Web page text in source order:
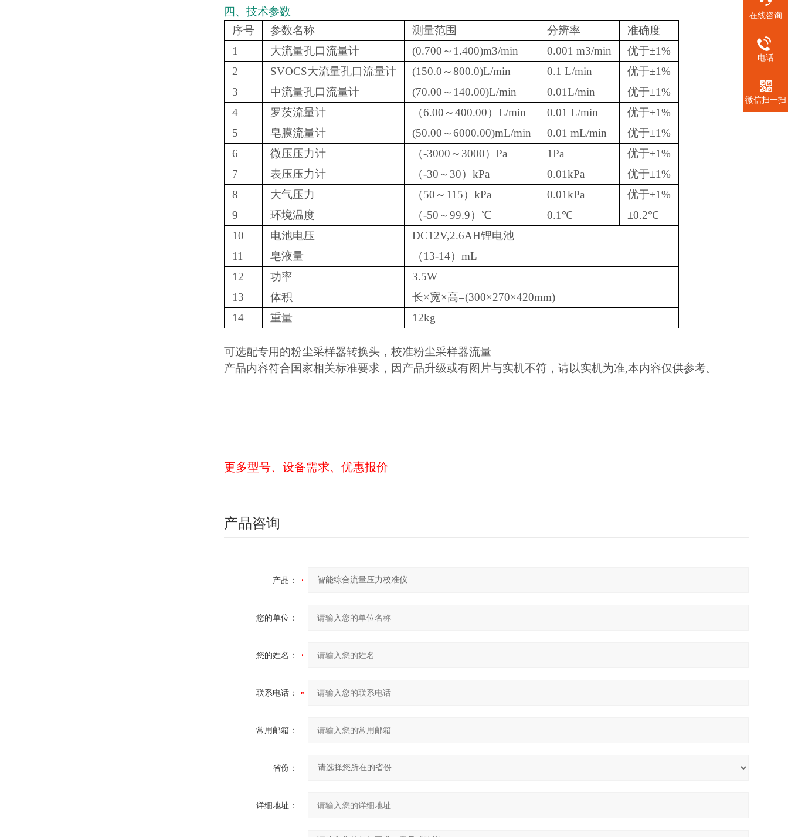
四、技术参数
序号
参数名称 测量范围 分辨率
准确度
1
大流量孔口流量计 (0.700～1.400)m3/min 0.001 m3/min
优于±1%
2
SVOCS大流量孔口流量计 (150.0～800.0)L/min 0.1 L/min
优于±1%
3
中流量孔口流量计 (70.00～140.00)L/min 0.01L/min
优于±1%
4
罗茨流量计 （6.00～400.00）L/min 0.01 L/min
优于±1%
5
皂膜流量计 (50.00～6000.00)mL/min 0.01 mL/min
优于±1%
6
微压压力计 （-3000～3000）Pa 1Pa
优于±1%
7
表压压力计 （-30～30）kPa 0.01kPa
优于±1%
8
大气压力 （50～115）kPa 0.01kPa
优于±1%
9
环境温度 （-50～99.9）℃ 0.1℃
±0.2℃
10
电池电压
DC12V,2.6AH锂电池
11
皂液量
（13-14）mL
12
功率
3.5W
13
体积
长×宽×高=(300×270×420mm)
14
重量 12kg
可选配专用的粉尘采样器转换头，校准粉尘采样器流量
产品内容符合国家相关标准要求，因产品升级或有图片与实机不符，请以实机为准,本内容仅供参考。
更多型号、设备需求、优惠报价
产品咨询
产品：
您的单位：
您的姓名：
联系电话：
常用邮箱：
省份：
详细地址：
在线咨询
电话
微信扫一扫